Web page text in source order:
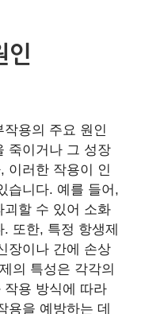
인
용의 주요 원인
죽이거나 그 성장
이러한 작용이 인
습니다. 예를 들어,
괴할 수 있어 소화
또한, 특정 항생제
장이나 간에 손상
의 특성은 각각의
작용 방식에 따라
용을 예방하는 데